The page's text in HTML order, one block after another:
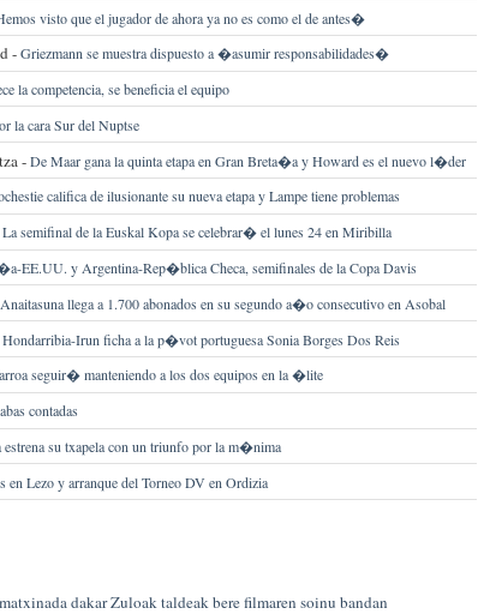
visto que el jugador de ahora ya no es como el de antes�
-Griezmann se muestra dispuesto a �asumir responsabilidades�
la competencia, se beneficia el equipo
la cara Sur del Nuptse
-De Maar gana la quinta etapa en Gran Breta�a y Howard es el nuevo l�der
califica de ilusionante su nueva etapa y Lampe tiene problemas
La semifinal de la Euskal Kopa se celebrar� el lunes 24 en Miribilla
EE.UU. y Argentina-Rep�blica Checa, semifinales de la Copa Davis
Anaitasuna llega a 1.700 abonados en su segundo a�o consecutivo en Asobal
Hondarribia-Irun ficha a la p�vot portuguesa Sonia Borges Dos Reis
seguir� manteniendo a los dos equipos en la �lite
contadas
estrena su txapela con un triunfo por la m�nima
en Lezo y arranque del Torneo DV en Ordizia
dakar Zuloak taldeak bere filmaren soinu bandan